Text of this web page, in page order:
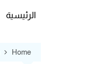
الرئيسية
Home